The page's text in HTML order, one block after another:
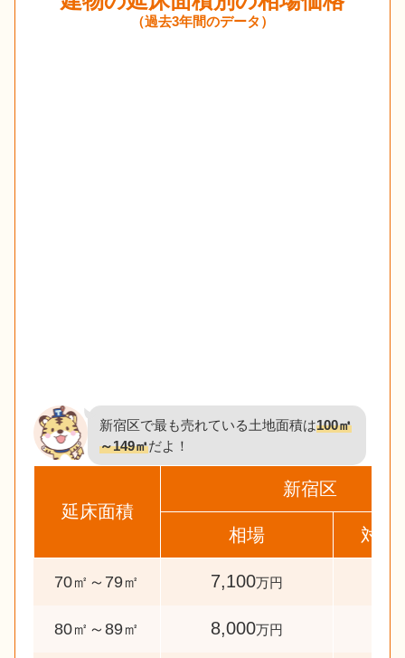
（過去3年間のデータ）
新宿区で最も売れている土地面積は100㎡
～149㎡だよ！
延床面積
新宿区
相場 対象
70㎡～79㎡ 7,100万円
80㎡～89㎡ 8,000万円